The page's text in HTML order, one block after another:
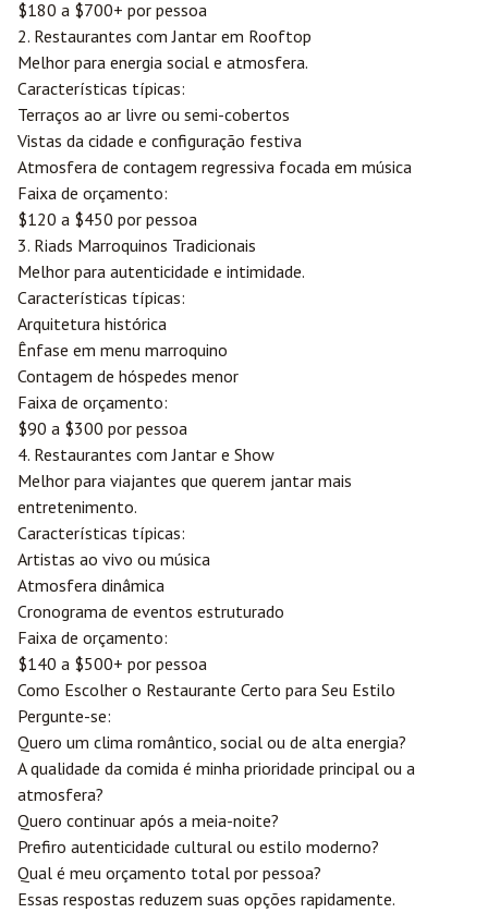
$180 a $700+ por pessoa
2. Restaurantes com Jantar em Rooftop
Melhor para energia social e atmosfera.
Características típicas:
Terraços ao ar livre ou semi-cobertos
Vistas da cidade e configuração festiva
Atmosfera de contagem regressiva focada em música
Faixa de orçamento:
$120 a $450 por pessoa
3. Riads Marroquinos Tradicionais
Melhor para autenticidade e intimidade.
Características típicas:
Arquitetura histórica
Ênfase em menu marroquino
Contagem de hóspedes menor
Faixa de orçamento:
$90 a $300 por pessoa
4. Restaurantes com Jantar e Show
Melhor para viajantes que querem jantar mais
entretenimento.
Características típicas:
Artistas ao vivo ou música
Atmosfera dinâmica
Cronograma de eventos estruturado
Faixa de orçamento:
$140 a $500+ por pessoa
Como Escolher o Restaurante Certo para Seu Estilo
Pergunte-se:
Quero um clima romântico, social ou de alta energia?
A qualidade da comida é minha prioridade principal ou a
atmosfera?
Quero continuar após a meia-noite?
Prefiro autenticidade cultural ou estilo moderno?
Qual é meu orçamento total por pessoa?
Essas respostas reduzem suas opções rapidamente.